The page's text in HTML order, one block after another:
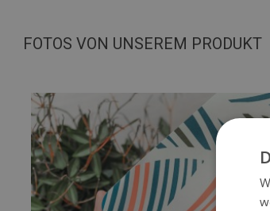
FOTOS VON UNSEREM PRODUKT